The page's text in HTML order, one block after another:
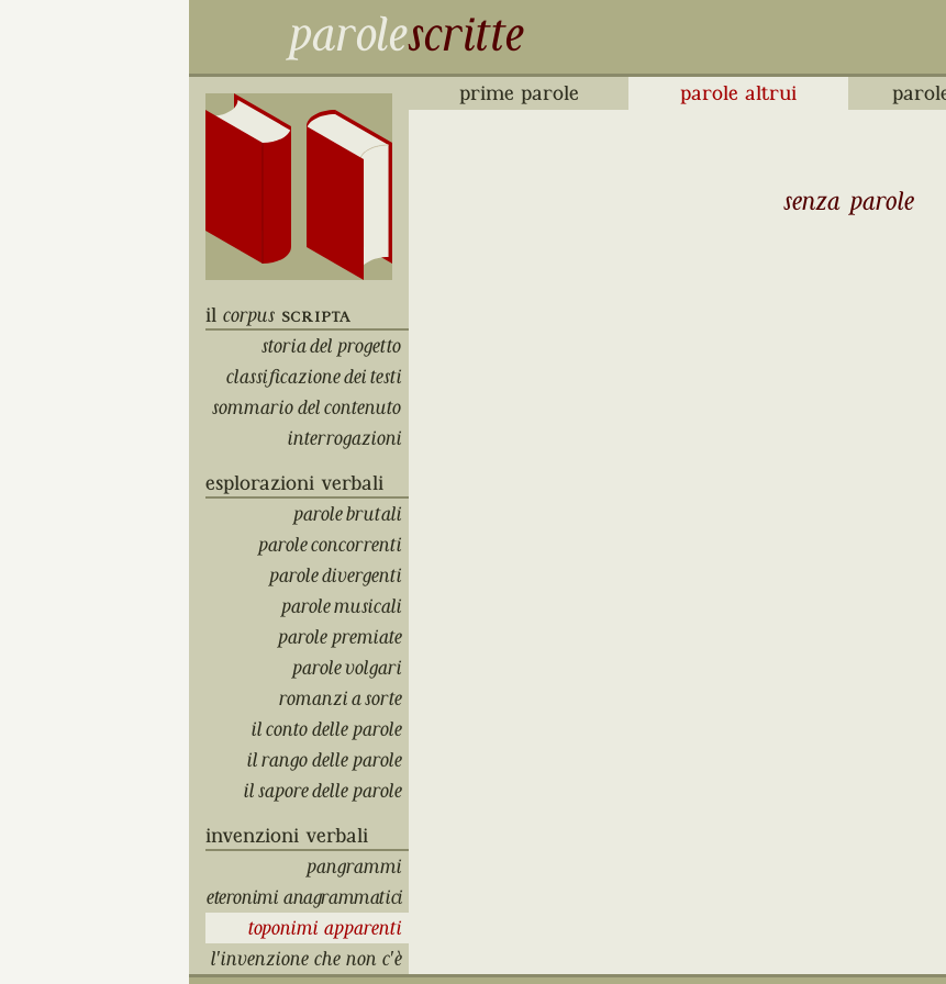
parolescritte
il corpus scripta
storia del progetto
classificazione dei testi
sommario del contenuto
interrogazioni
esplorazioni verbali
parole brutali
parole concorrenti
parole divergenti
parole musicali
parole premiate
parole volgari
romanzi a sorte
il conto delle parole
il rango delle parole
il sapore delle parole
invenzioni verbali
pangrammi
eteronimi anagrammatici
toponimi apparenti
l'invenzione che non c'è
prime parole parole altrui
senza parole